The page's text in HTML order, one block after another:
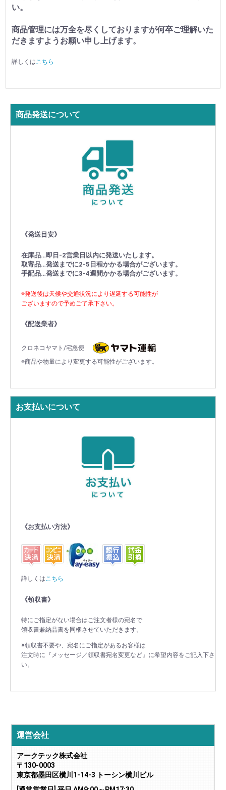
い。
商品管理には万全を尽くしておりますが何卒ご理解いた
だきますようお願い申し上げます。
詳しくはこちら
商品発送について
《発送目安》
在庫品…即日-2営業日以内に発送いたします。
取寄品…発送までに2-5日程かかる場合がございます。
手配品…発送までに3-4週間かかる場合がございます。
※発送後は天候や交通状況により遅延する可能性が
ございますので予めご了承下さい。
《配送業者》
クロネコヤマト/宅急便
※商品や物量により変更する可能性がございます。
お支払いについて
《お支払い方法》
詳しくはこちら
《領収書》
特にご指定がない場合はご注文者様の宛名で
領収書兼納品書を同梱させていただきます。
※領収書不要や、宛名にご指定があるお客様は
注文時に『メッセージ／領収書宛名変更など』に希望内容をご記入下さ
い。
運営会社
アークテック株式会社
〒130-0003
東京都墨田区横川1-14-3 トーシン横川ビル